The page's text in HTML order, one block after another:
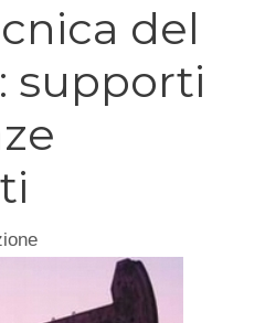
del
supporti